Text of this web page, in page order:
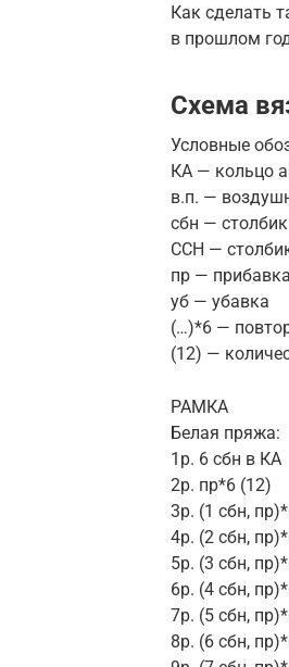
Как сделать
в прошлом
Схема
Условные
КА — кольцо
в.п. —
сбн —
ССН —
пр — прибавка
уб — убавка
(…)*6 —
(12) —
РАМКА
Белая пряжа:
1р. 6 сбн в КА
2р. пр*6 (12)
3р. (1 сбн,
4р. (2 сбн,
5р. (3 сбн,
6р. (4 сбн,
7р. (5 сбн,
8р. (6 сбн,